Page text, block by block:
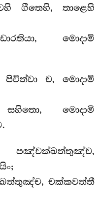
ගීතෙහි, තාළෙහි
මොදාමි
පිවිත්වා ච, මොදාමි
සහිතො, මොදාමි
පඤ්චක්ඛත්තුඤ්ච,
චක්කවත්තී